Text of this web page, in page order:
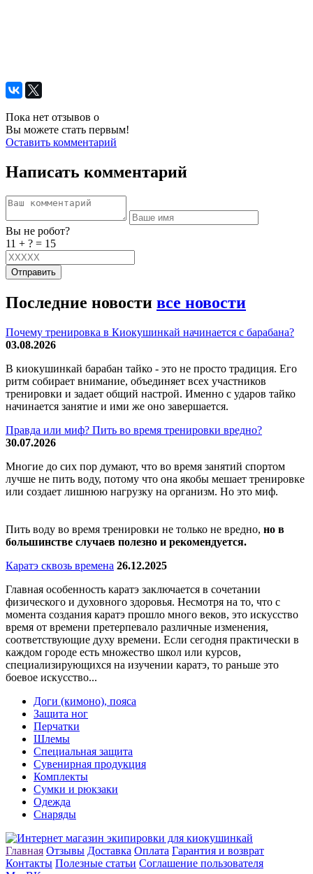
Пока нет отзывов о
Вы можете стать первым!
Оставить комментарий
Написать комментарий
Вы не робот?
11 + ? = 15
Отправить
Последние новости все новости
Почему тренировка в Киокушинкай начинается с барабана?
03.08.2026
В киокушинкай барабан тайко - это не просто традиция. Его
ритм собирает внимание, объединяет всех участников
тренировки и задает общий настрой. Именно с ударов тайко
начинается занятие и ими же оно завершается.
Правда или миф? Пить во время тренировки вредно?
30.07.2026
Многие до сих пор думают, что во время занятий спортом
лучше не пить воду, потому что она якобы мешает тренировке
или создает лишнюю нагрузку на организм. Но это миф.
Пить воду во время тренировки не только не вредно, но в
большинстве случаев полезно и рекомендуется.
Каратэ сквозь времена 26.12.2025
Главная особенность каратэ заключается в сочетании
физического и духовного здоровья. Несмотря на то, что с
момента создания каратэ прошло много веков, это искусство
время от времени претерпевало различные изменения,
соответствующие духу времени. Если сегодня практически в
каждом городе есть множество школ или курсов,
специализирующихся на изучении каратэ, то раньше это
боевое искусство...
Доги (кимоно), пояса
Защита ног
Перчатки
Шлемы
Специальная защита
Сувенирная продукция
Комплекты
Сумки и рюкзаки
Одежда
Снаряды
Главная Отзывы Доставка Оплата Гарантия и возврат
Контакты Полезные статьи Соглашение пользователя